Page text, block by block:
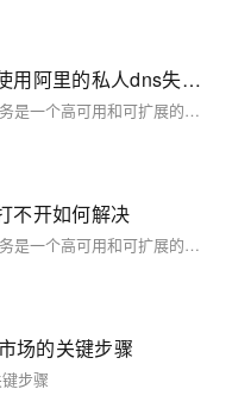
阿里云DNS常见问题之在手机上使用阿里的私人dns失败如何解决
阿里云DNS（Domain Name System）服务是一个高可用和可扩展的云端DNS服务，用于将域名转换为IP地址，从而让用户能够通过域名访问云端资源。以下是一些关于阿里云DNS服务的常见问题合集：
不开如何解决
阿里云DNS（Domain Name System）服务是一个高可用和可扩展的云端DNS服务，用于将域名转换为IP地址，从而让用户能够通过域名访问云端资源。以下是一些关于阿里云DNS服务的常见问题合集：
场的关键步骤
步骤